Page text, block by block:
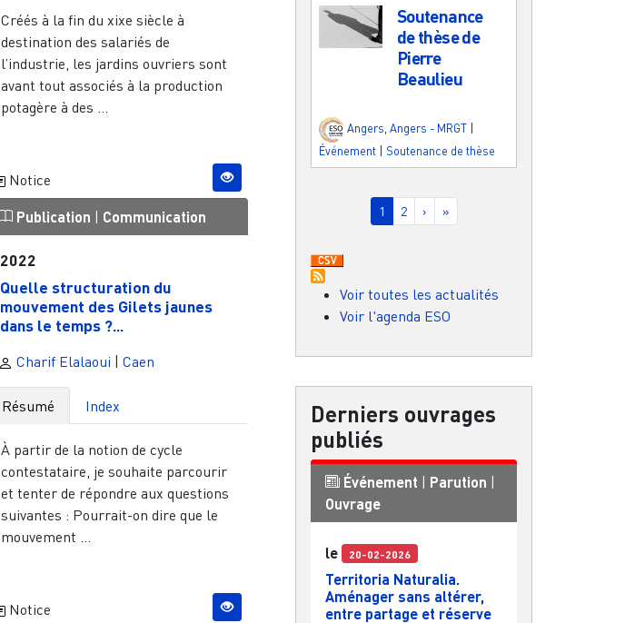
Créés à la fin du xixe siècle à
destination des salariés de
l’industrie, les jardins ouvriers sont
avant tout associés à la production
potagère à des ...
Notice
Publication | Communication
2022
Quelle structuration du
mouvement des Gilets jaunes
dans le temps ?...
Charif Elalaoui |Caen
Résumé Index
À partir de la notion de cycle
contestataire, je souhaite parcourir
et tenter de répondre aux questions
suivantes : Pourrait-on dire que le
mouvement ...
Notice
Soutenance
de thèse de
Pierre
Beaulieu
Angers Angers - MRGT
Événement | Soutenance de thèse
Pagination
Page courante
1 Page
2 Page suivante
› Dernière page
»
Voir toutes les actualités
Voir l'agenda ESO
Derniers ouvrages
publiés
Événement | Parution |
Ouvrage
le 20-02-2026
Territoria Naturalia.
Aménager sans altérer,
entre partage et réserve